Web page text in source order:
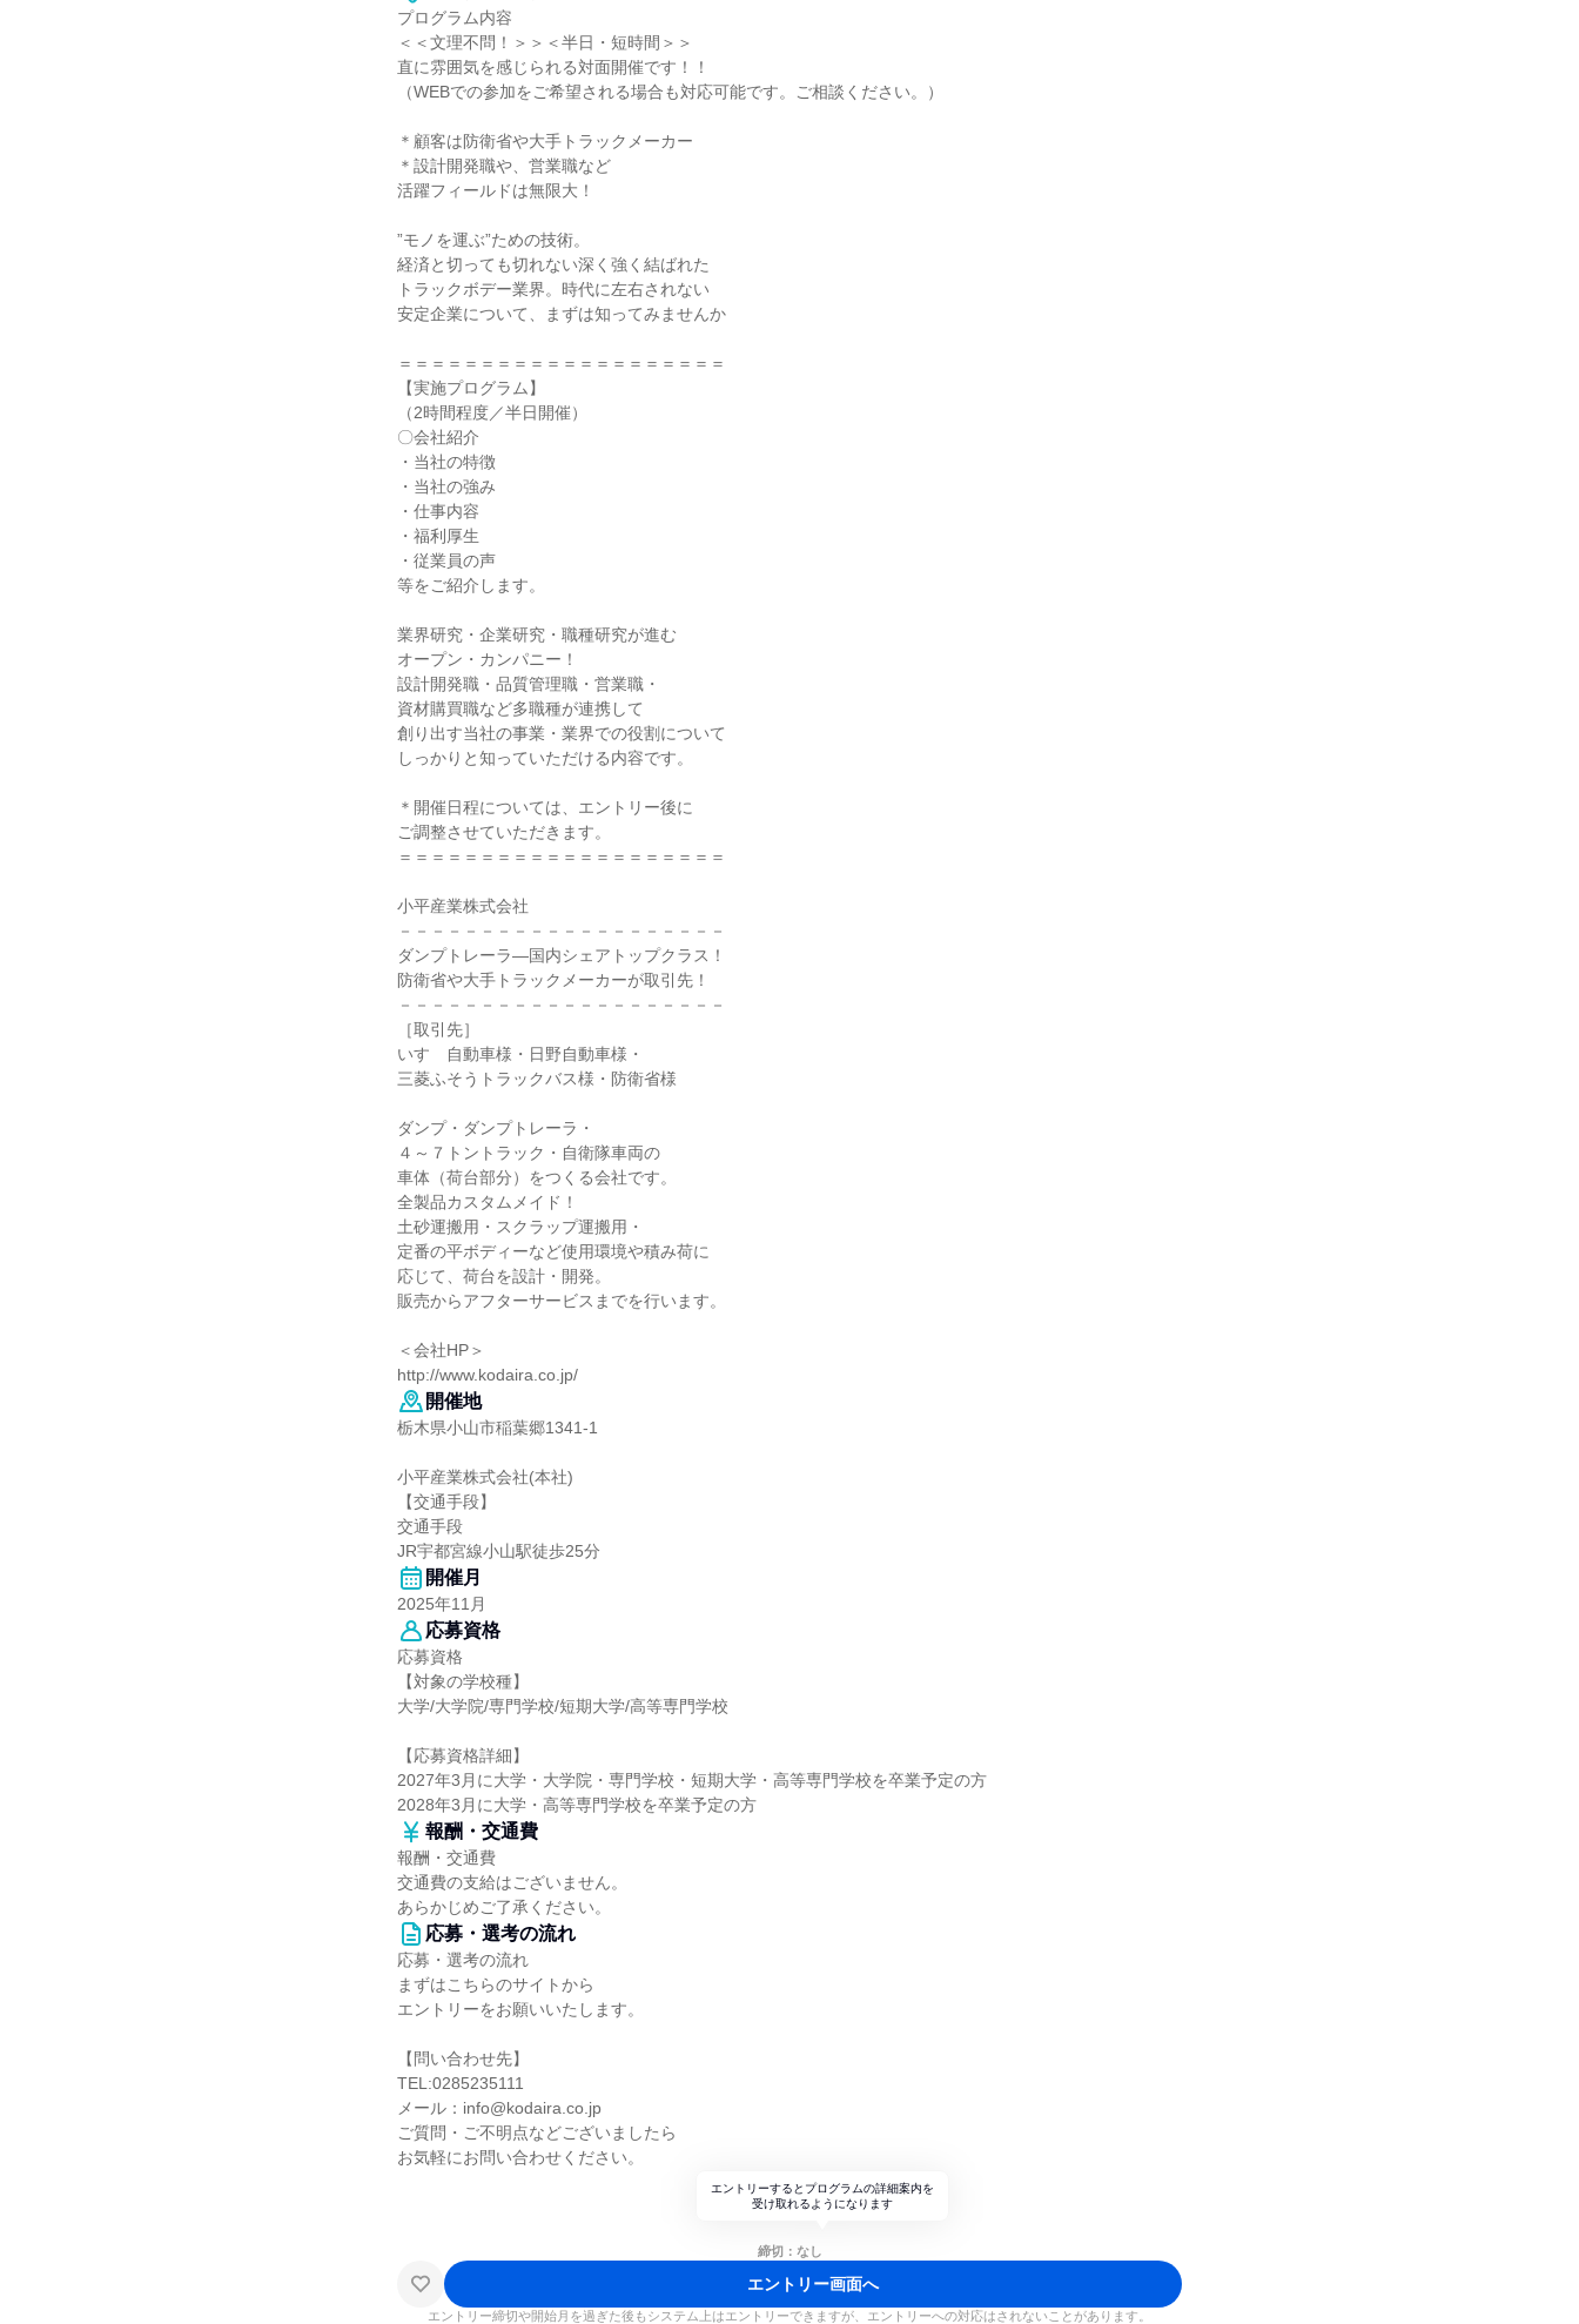
プログラム内容
＜＜文理不問！＞＞＜半日・短時間＞＞
直に雰囲気を感じられる対面開催です！！
（WEBでの参加をご希望される場合も対応可能です。ご相談ください。）
＊顧客は防衛省や大手トラックメーカー
＊設計開発職や、営業職など
活躍フィールドは無限大！
”モノを運ぶ”ための技術。
経済と切っても切れない深く強く結ばれた
トラックボデー業界。時代に左右されない
安定企業について、まずは知ってみませんか
＝＝＝＝＝＝＝＝＝＝＝＝＝＝＝＝＝＝＝＝
【実施プログラム】
（2時間程度／半日開催）
〇会社紹介
・当社の特徴
・当社の強み
・仕事内容
・福利厚生
・従業員の声
等をご紹介します。
業界研究・企業研究・職種研究が進む
オープン・カンパニー！
設計開発職・品質管理職・営業職・
資材購買職など多職種が連携して
創り出す当社の事業・業界での役割について
しっかりと知っていただける内容です。
＊開催日程については、エントリー後に
ご調整させていただきます。
＝＝＝＝＝＝＝＝＝＝＝＝＝＝＝＝＝＝＝＝
小平産業株式会社
－－－－－－－－－－－－－－－－－－－－
ダンプトレーラ―国内シェアトップクラス！
防衛省や大手トラックメーカーが取引先！
－－－－－－－－－－－－－－－－－－－－
［取引先］
いすゞ自動車様・日野自動車様・
三菱ふそうトラックバス様・防衛省様
ダンプ・ダンプトレーラ・
４～７トントラック・自衛隊車両の
車体（荷台部分）をつくる会社です。
全製品カスタムメイド！
土砂運搬用・スクラップ運搬用・
定番の平ボディーなど使用環境や積み荷に
応じて、荷台を設計・開発。
販売からアフターサービスまでを行います。
＜会社HP＞
http://www.kodaira.co.jp/
開催地
栃木県小山市稲葉郷1341-1
小平産業株式会社(本社)
【交通手段】
交通手段
JR宇都宮線小山駅徒歩25分
開催月
2025年11月
応募資格
応募資格
【対象の学校種】
大学/大学院/専門学校/短期大学/高等専門学校
【応募資格詳細】
2027年3月に大学・大学院・専門学校・短期大学・高等専門学校を卒業予定の方
2028年3月に大学・高等専門学校を卒業予定の方
報酬・交通費
報酬・交通費
交通費の支給はございません。
あらかじめご了承ください。
応募・選考の流れ
応募・選考の流れ
まずはこちらのサイトから
エントリーをお願いいたします。
【問い合わせ先】
TEL:0285235111
メール：info@kodaira.co.jp
ご質問・ご不明点などございましたら
お気軽にお問い合わせください。
エントリーするとプログラムの詳細案内を
受け取れるようになります
締切：なし
エントリー画面へ
エントリー締切や開始月を過ぎた後もシステム上はエントリーできますが、エントリーへの対応はされないことがあります。